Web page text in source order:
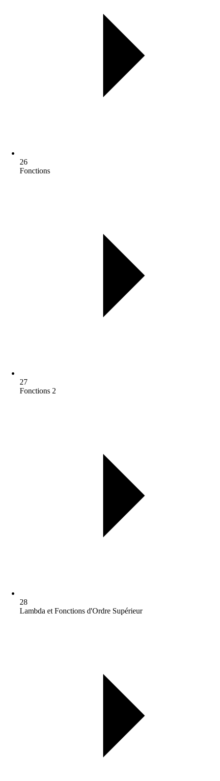
26
Fonctions
27
Fonctions 2
28
Lambda et Fonctions d'Ordre Supérieur